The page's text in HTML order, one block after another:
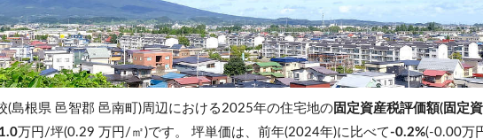
(島根県 邑智郡 邑南町)周辺における2025年の住宅地の 固定資産税評価額(固定
1.0万円/坪(0.29 万円/㎡)です。坪単価は、前年(2024年)に比べて-0.2%(-0.00万